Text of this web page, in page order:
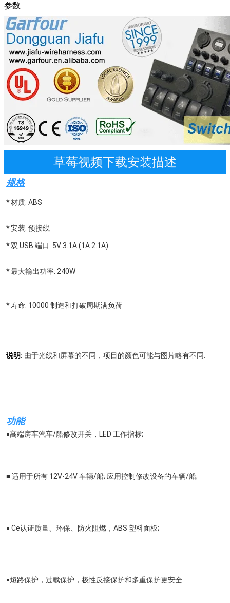
参数
草莓视频下载安装描述
规格
*材质: ABS
*安装: 预接线
* 双 USB 端口: 5V 3.1A (1A 2.1A)
* 最大输出功率: 240W
*寿命: 10000 制造和打破周期满负荷
说明: 由于光线和屏幕的不同，项目的颜色可能与图片略有不同.
功能
￭高端房车汽车/船修改开关，LED 工作指标;
■ 适用于所有 12V-24V 车辆/船; 应用控制修改设备的车辆/船;
￭ Ce认证质量、环保、防火阻燃，ABS 塑料面板;
￭短路保护，过载保护，极性反接保护和多重保护更安全.